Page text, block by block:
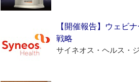
【開催報告】ウェビ
戦略
サイネオス・ヘルス・